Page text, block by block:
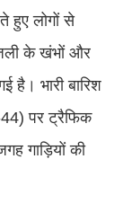
हुए लोगों से
के खंभों और
है। भारी बारिश
पर ट्रैफिक
गाड़ियों की